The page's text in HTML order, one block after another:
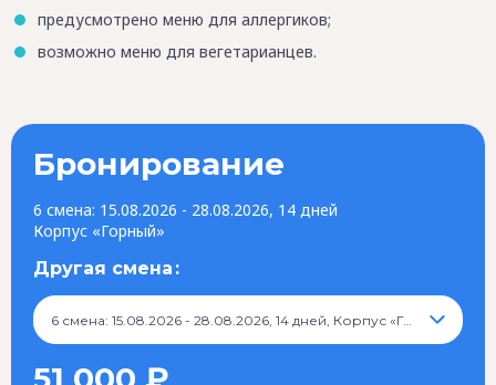
предусмотрено меню для аллергиков;
возможно меню для вегетарианцев.
Бронирование
6 смена: 15.08.2026 - 28.08.2026, 14 дней
Корпус «Горный»
Другая смена
6 смена: 15.08.2026 - 28.08.2026, 14 дней, Корпус «Горный», 51 000 ₽